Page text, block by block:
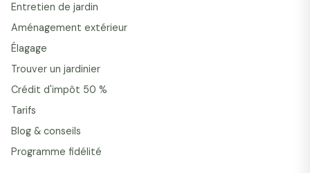
Entretien de jardin
Aménagement extérieur
Élagage
Trouver un jardinier
Crédit d'impôt 50 %
Tarifs
Blog & conseils
Programme fidélité